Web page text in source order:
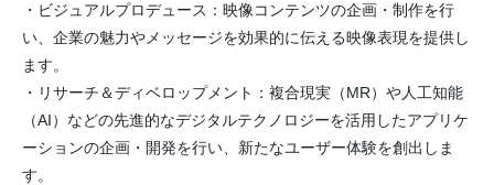
・ビジュアルプロデュース：映像コンテンツの企画・制作を行
い、企業の魅力やメッセージを効果的に伝える映像表現を提供し
ます。
・リサーチ＆ディベロップメント：複合現実（MR）や人工知能
（AI）などの先進的なデジタルテクノロジーを活用したアプリケ
ーションの企画・開発を行い、新たなユーザー体験を創出しま
す。